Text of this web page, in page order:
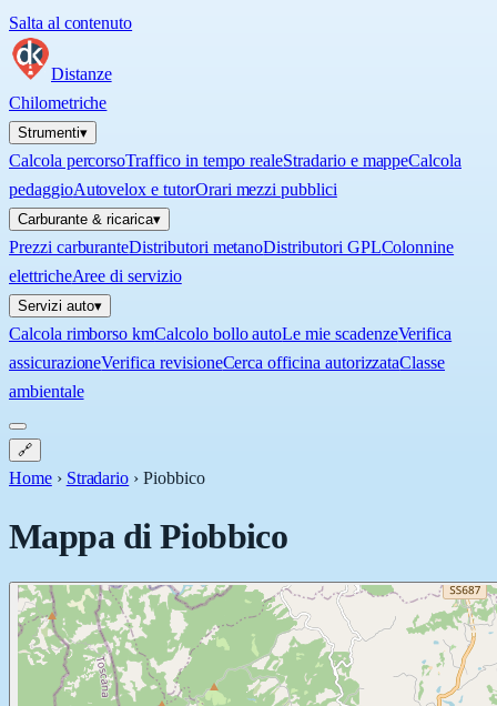
Salta al contenuto
Distanze
Chilometriche
Strumenti▾
Calcola percorsoTraffico in tempo realeStradario e mappeCalcola
pedaggioAutovelox e tutorOrari mezzi pubblici
Carburante & ricarica▾
Prezzi carburanteDistributori metanoDistributori GPLColonnine
elettricheAree di servizio
Servizi auto▾
Calcola rimborso kmCalcolo bollo autoLe mie scadenzeVerifica
assicurazioneVerifica revisioneCerca officina autorizzataClasse
ambientale
🔗
Home › Stradario ›Piobbico
Mappa diPiobbico